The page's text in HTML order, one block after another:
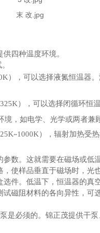
四种温度环境。
），可以选择液氮恒温器
325K），可以选择闭循环恒
，如电学、光学或两者兼
~1000K），辐射加热受
数。这就需要在磁场或低
使样品垂直于磁场时，光
件。低温下，恒温器的真
试磁阻材料的各向异性，可
是必须的。锦正茂提供干